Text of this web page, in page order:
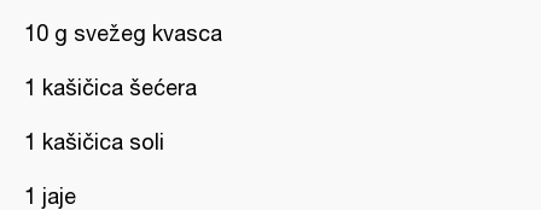
10 g svežeg kvasca
1 kašičica šećera
1 kašičica soli
1 jaje